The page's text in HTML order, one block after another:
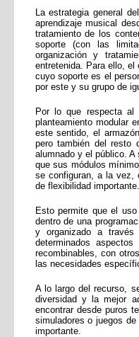
La estrategia general
aprendizaje musical
tratamiento de los
soporte (con las
organización y
entretenida. Para ello,
cuyo soporte es el
por este y su grupo de
Por lo que respecta al
planteamiento modular
este sentido, el
pero también del resto
alumnado y el público.
que sus módulos
se configuran, a la vez,
de flexibilidad importante.
Esto permite que el
dentro de una
y organizado a
determinados
recombinables, con
las necesidades
A lo largo del recurso,
diversidad y la mejor
encontrar desde puros
simuladores o juegos
importante.